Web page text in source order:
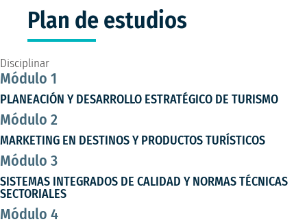
Plan de estudios
Disciplinar
Módulo 1
PLANEACIÓN Y DESARROLLO ESTRATÉGICO DE TURISMO
Módulo 2
MARKETING EN DESTINOS Y PRODUCTOS TURÍSTICOS
Módulo 3
SISTEMAS INTEGRADOS DE CALIDAD Y NORMAS TÉCNICAS
SECTORIALES
Módulo 4